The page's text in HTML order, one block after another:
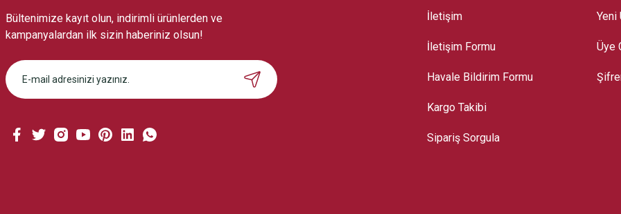
Gönder
Bültenimize kayıt olun, indirimli ürünlerden ve
kampanyalardan ilk sizin haberiniz olsun!
İletişim
İletişim Formu
Havale Bildirim Formu
Kargo Takibi
Sipariş Sorgula
Yeni
Üye